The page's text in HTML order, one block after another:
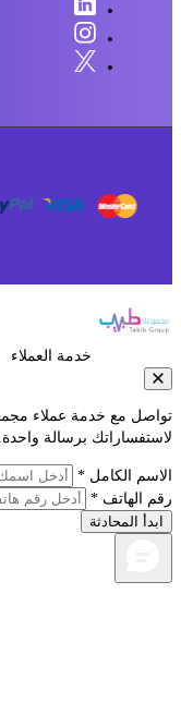
خدمة العملاء
مع خدمة عملاء
برسالة واحدة.
الكامل *
الهاتف *
المحادثة